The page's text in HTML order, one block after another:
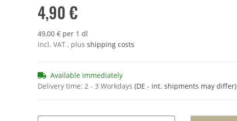
4,90 €
49,00 € per 1 dl
incl. VAT , plus shipping costs
Available immediately
Delivery time: 2 - 3 Workdays (DE - int. shipments may differ)